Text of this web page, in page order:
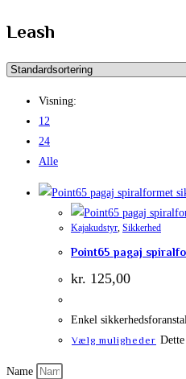
Leash
Visning:
12
24
Alle
Kajakudstyr, Sikkerhed
Point65 pagaj
kr. 125,00
Enkel
Vælg muligheder
Name